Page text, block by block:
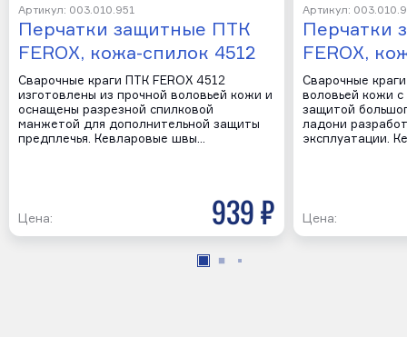
Артикул: 003.010.951
Перчатки защитные ПТК
FEROX, кожа-спилок 4512
Сварочные краги ПТК FEROX 4512
изготовлены из прочной воловьей кожи и
оснащены разрезной спилковой
манжетой для дополнительной защиты
предплечья. Кевларовые швы…
Цена: 939 р
Артикул:
Перчатки
FEROX,
Сварочные
воловьей кожи
защитой
ладони
эксплуатации.
Цена: